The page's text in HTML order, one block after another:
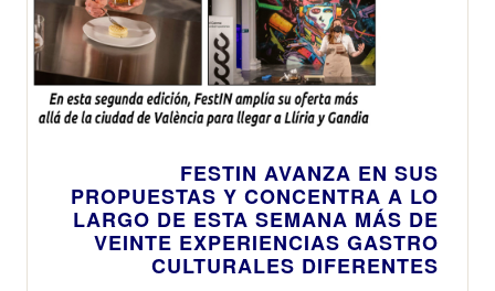
FESTIN AVANZA EN SUS
PROPUESTAS Y CONCENTRA A LO
LARGO DE ESTA SEMANA MÁS DE
VEINTE EXPERIENCIAS GASTRO
CULTURALES DIFERENTES